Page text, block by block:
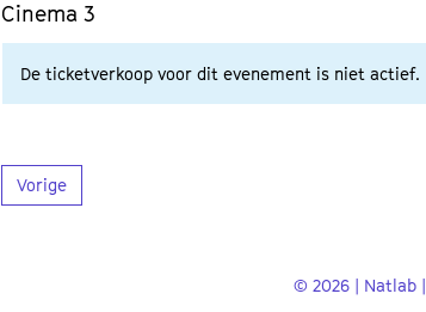
Cinema 3
De ticketverkoop voor dit evenement is niet actief.
Vorige
© 2026 | Natlab |